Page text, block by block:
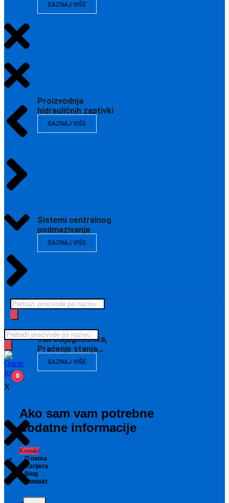
SAZNAJ VIŠE
Proizvodnja
hidrauličnih zaptivki
SAZNAJ VIŠE
Sistemi centralnog
podmazivanja
SAZNAJ VIŠE
Vibrodijagnostika,
Praćenje stanja…
SAZNAJ VIŠE
Ako sam vam potrebne
dodatne informacije
Kontakt
O nama
Karijera
Blog
Kontakt
Products
search
Products
search
0
X